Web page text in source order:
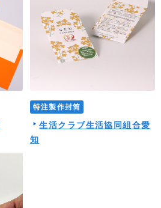
特注製作封筒
生活クラブ生活協同組合愛
知